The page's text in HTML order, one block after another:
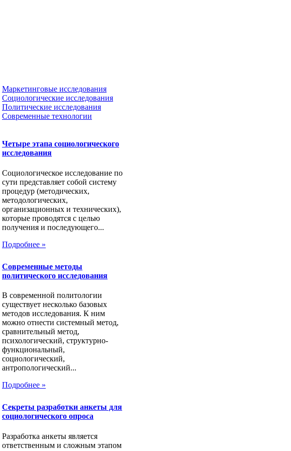
Маркетинговые исследования
Социологические исследования
Политические исследования
Современные технологии
Четыре этапа социологического
исследования
Социологическое исследование по
сути представляет собой систему
процедур (методических,
методологических,
организационных и технических),
которые проводятся с целью
получения и последующего...
Подробнее »
Современные методы
политического исследования
В современной политологии
существует несколько базовых
методов исследования. К ним
можно отнести системный метод,
сравнительный метод,
психологический, структурно-
функциональный,
социологический,
антропологический...
Подробнее »
Секреты разработки анкеты для
социологического опроса
Разработка анкеты является
ответственным и сложным этапом